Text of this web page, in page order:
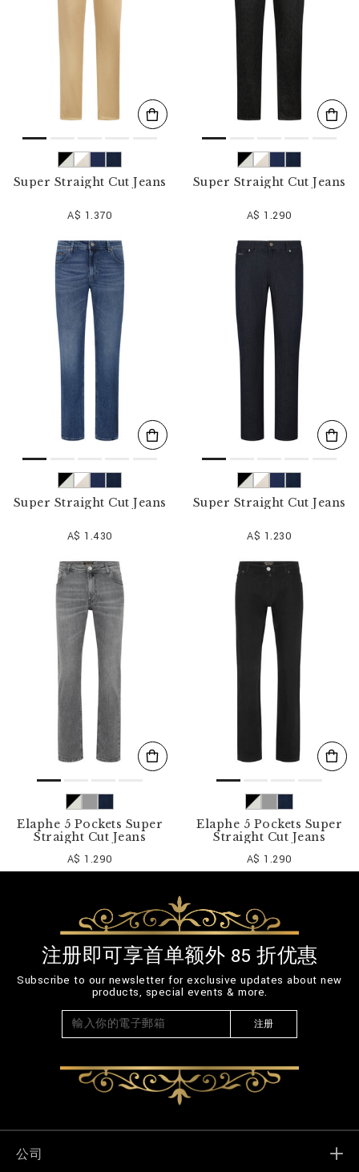
Super Straight Cut Jeans
A$ 1.370
Super Straight Cut Jeans
A$ 1.290
Super Straight Cut Jeans
A$ 1.430
Super Straight Cut Jeans
A$ 1.230
Elaphe 5 Pockets Super
Straight Cut Jeans
A$ 1.290
Elaphe 5 Pockets Super
Straight Cut Jeans
A$ 1.290
注册即可享首单额外 85 折优惠
Subscribe to our newsletter for exclusive updates about new
products, special events & more.
注册
公司